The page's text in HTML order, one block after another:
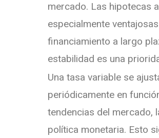
mercado. Las hipotecas
especialmente
financiamiento a largo
estabilidad es una
Una tasa variable se
periódicamente en
tendencias del mercado,
política monetaria. Esto